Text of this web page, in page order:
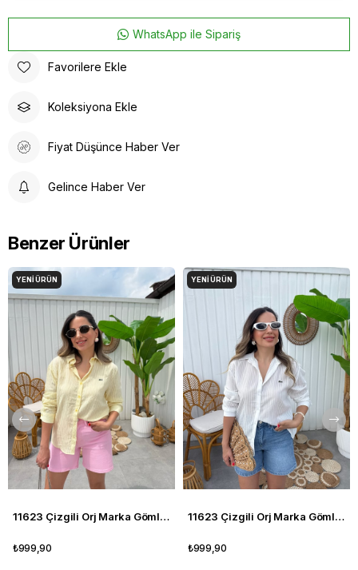
WhatsApp ile Sipariş
Favorilere Ekle
Koleksiyona Ekle
Fiyat Düşünce Haber Ver
Gelince Haber Ver
Benzer Ürünler
11623 Çizgili Orj Marka Gömlek
₺999,90
YENI ÜRÜN
11623 Çizgili Orj Marka Gömlek
₺999,90
YENI ÜRÜN